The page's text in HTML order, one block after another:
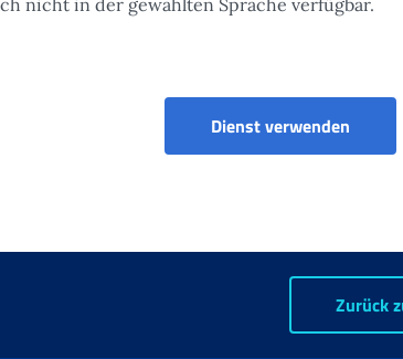
nicht in der gewählten Sprache verfügbar.
Dienst verwendenF24-
Zurück